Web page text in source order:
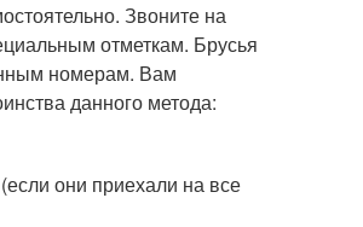
Звоните на
отметкам. Брусья
номерам. Вам
данного метода:
они приехали на все